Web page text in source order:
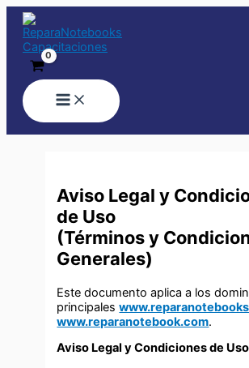
Ir
contenido
Aviso Legal y
de Uso
(Términos y
Generales)
Este documento aplica a los
principales
www.reparanotebook.com.
Aviso Legal y Condiciones de Uso